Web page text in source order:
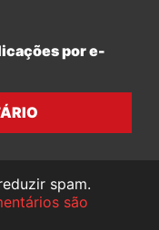
por e-
spam.
são